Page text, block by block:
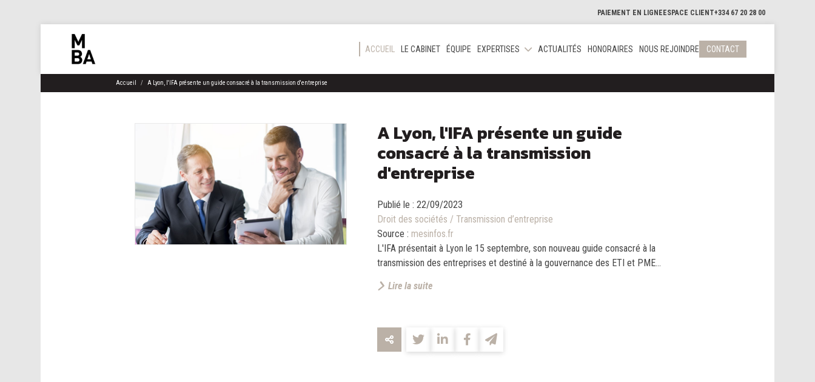
PAIEMENT EN LIGNE ESPACE CLIENT+334 67 20 28 00
ACCUEIL LE CABINET ÉQUIPE EXPERTISES ACTUALITÉS HONORAIRES NOUS REJOINDRE CONTACT
Accueil A Lyon, l'IFA présente un guide consacré à la transmission d'entreprise
A Lyon, l'IFA présente un guide
consacré à la transmission
d'entreprise
Publié le : 22/09/2023
Droit des sociétés / Transmission d’entreprise
Source : mesinfos.fr
L'IFA présentait à Lyon le 15 septembre, son nouveau guide consacré à la
transmission des entreprises et destiné à la gouvernance des ETI et PME...
Lire la suite